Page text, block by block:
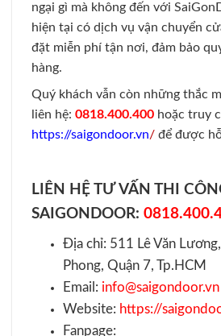
ngại gì mà không đến với
hiện tại có dịch vụ vận chuyển
đặt miễn phí tận nơi, đảm bảo
hàng.
Quý khách vẫn còn những thắc
liên hệ: 0818.400.400 hoặc truy
https://saigondoor.vn/ để được
LIÊN HỆ TƯ VẤN THI
SAIGONDOOR:
Địa chỉ: 511 Lê Văn
Phong, Quận 7, Tp.HCM
Email: info@saigondoor.vn
Website: https://
Fanpage: